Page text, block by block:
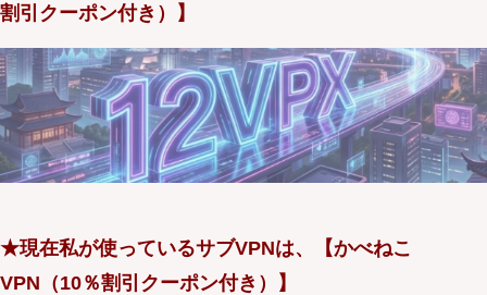
割引クーポン付き）】
★現在私が使っているサブVPNは、【かべねこ
VPN（10％割引クーポン付き）】